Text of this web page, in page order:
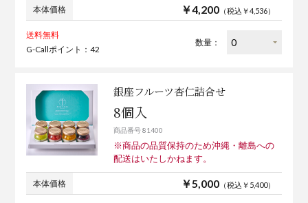
本体価格 ￥4,200（税込￥4,536）
送料無料
G-Callポイント：42
数量：
銀座フルーツ杏仁詰合せ
8個入
商品番号 81400
※商品の品質保持のため沖縄・離島への
配送はいたしかねます。
本体価格 ￥5,000（税込￥5,400）